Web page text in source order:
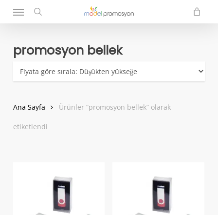
search
Menu
promosyon bellek
Ana Sayfa Ürünler “promosyon bellek” olarak
etiketlendi